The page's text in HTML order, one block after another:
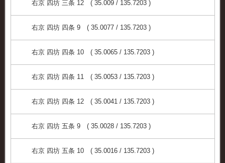
右京 四坊 三条 12 ( 35.009 / 135.7203 )
右京 四坊 四条 9 ( 35.0077 / 135.7203 )
右京 四坊 四条 10 ( 35.0065 / 135.7203 )
右京 四坊 四条 11 ( 35.0053 / 135.7203 )
右京 四坊 四条 12 ( 35.0041 / 135.7203 )
右京 四坊 五条 9 ( 35.0028 / 135.7203 )
右京 四坊 五条 10 ( 35.0016 / 135.7203 )